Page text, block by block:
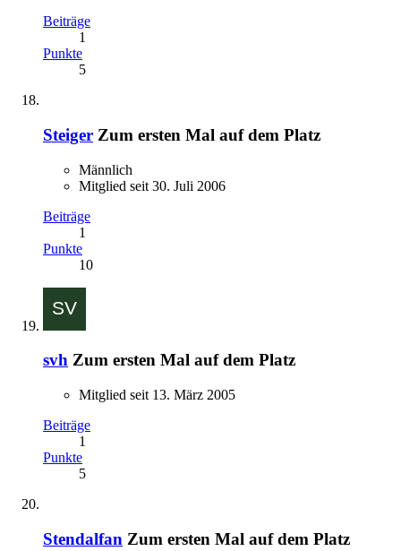
Beiträge
1
Punkte
5
Steiger Zum ersten Mal auf dem Platz
Männlich
Mitglied seit 30. Juli 2006
Beiträge
1
Punkte
10
svh Zum ersten Mal auf dem Platz
Mitglied seit 13. März 2005
Beiträge
1
Punkte
5
Stendalfan Zum ersten Mal auf dem Platz